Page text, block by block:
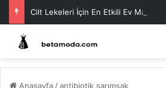
Cilt Lekeleri İçin En Etkili Ev Maskeleri
Anasayfa /antibiotik sarımsak